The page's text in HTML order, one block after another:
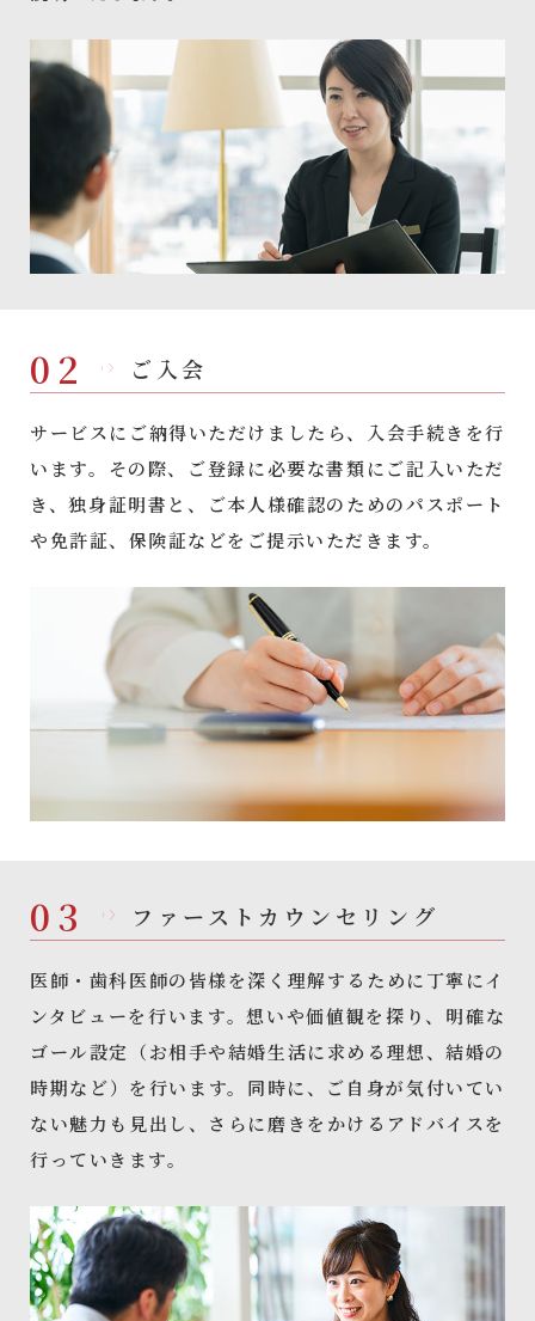
02 ご入会
サービスにご納得いただけましたら、入会手続きを行
います。その際、ご登録に必要な書類にご記入いただ
き、独身証明書と、ご本人様確認のためのパスポート
や免許証、保険証などをご提示いただきます。
03 ファーストカウンセリング
医師・歯科医師の皆様を深く理解するために丁寧にイ
ンタビューを行います。想いや価値観を探り、明確な
ゴール設定（お相手や結婚生活に求める理想、結婚の
時期など）を行います。同時に、ご自身が気付いてい
ない魅力も見出し、さらに磨きをかけるアドバイスを
行っていきます。